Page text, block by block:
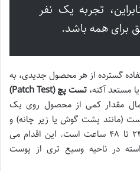
تجربه یک نفر
برای همه باشد.
گسترده از هر محصول جدیدی، به
آکنه، تست پچ (Patch Test)
مقدار کمی از محصول روی یک
پشت گوش یا زیر چانه) و
مشاهده واکنش پوست به مدت ۲۴ تا ۴۸ ساعت است. این اقدام می
در ناحیه وسیع تری از پوست